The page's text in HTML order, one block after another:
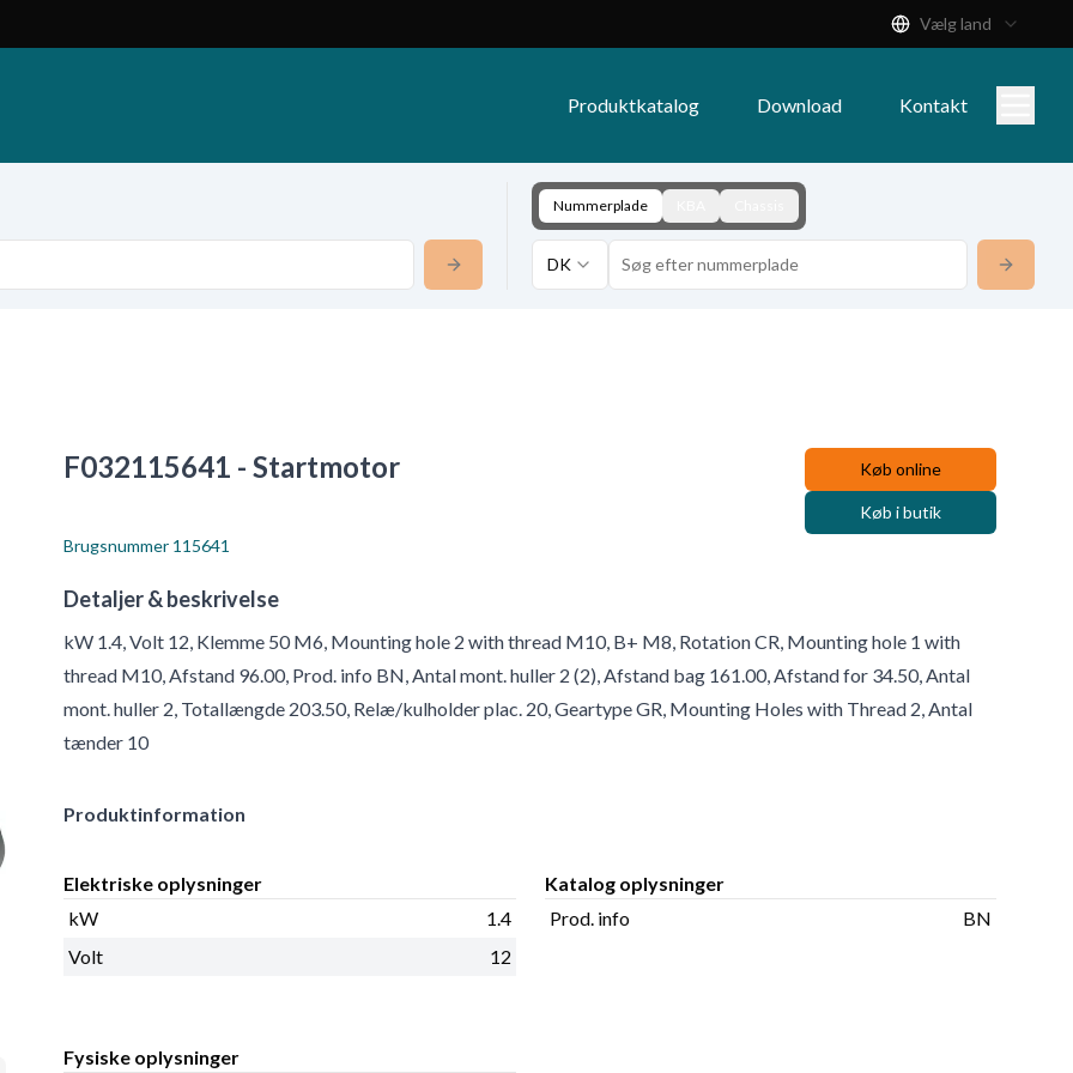
Vælg land
Produktkatalog Download Kontakt
Nummerplade
DK
F032115641 - Startmotor Køb online
Køb i butik
Brugsnummer 115641
Detaljer & beskrivelse
kW 1.4, Volt 12, Klemme 50 M6, Mounting hole 2 with thread M10, B+ M8, Rotation CR, Mounting hole 1 with
thread M10, Afstand 96.00, Prod. info BN, Antal mont. huller 2 (2), Afstand bag 161.00, Afstand for 34.50, Antal
mont. huller 2, Totallængde 203.50, Relæ/kulholder plac. 20, Geartype GR, Mounting Holes with Thread 2, Antal
tænder 10
Produktinformation
Elektriske oplysninger
kW
1.4
Volt
12
Katalog oplysninger
Prod. info
BN
Fysiske oplysninger